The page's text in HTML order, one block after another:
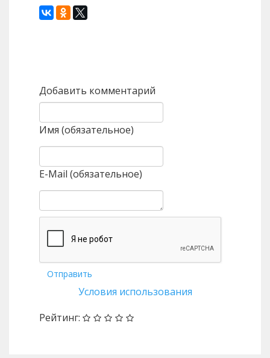
Добавить комментарий
Имя (обязательное)
E-Mail (обязательное)
Отправить
Условия использования
Рейтинг: